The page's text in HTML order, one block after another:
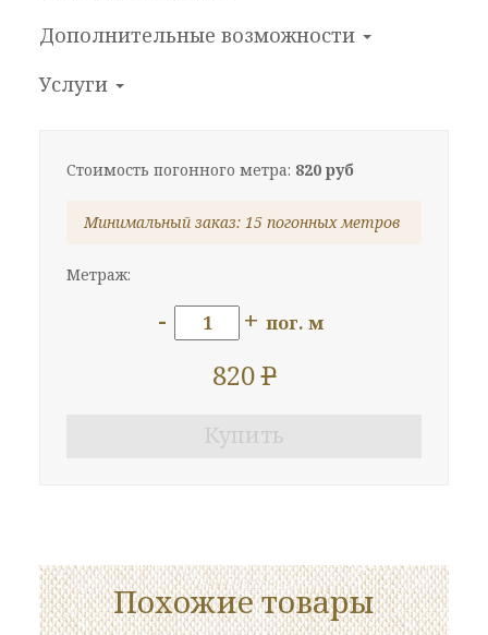
Дополнительные возможности
Услуги
Стоимость погонного метра: 820 руб
Минимальный заказ: 15 погонных метров
Метраж:
- + пог. м
820P
Купить
Похожие товары